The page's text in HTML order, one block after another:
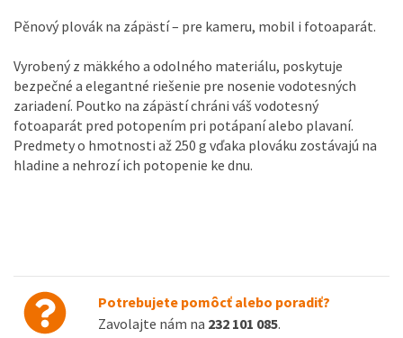
Pěnový plovák na zápästí – pre kameru, mobil i fotoaparát.
Vyrobený z mäkkého a odolného materiálu, poskytuje
bezpečné a elegantné riešenie pre nosenie vodotesných
zariadení. Poutko na zápästí chráni váš vodotesný
fotoaparát pred potopením pri potápaní alebo plavaní.
Predmety o hmotnosti až 250 g vďaka plováku zostávajú na
hladine a nehrozí ich potopenie ke dnu.
Potrebujete pomôcť alebo poradiť?
Zavolajte nám na 232 101 085.